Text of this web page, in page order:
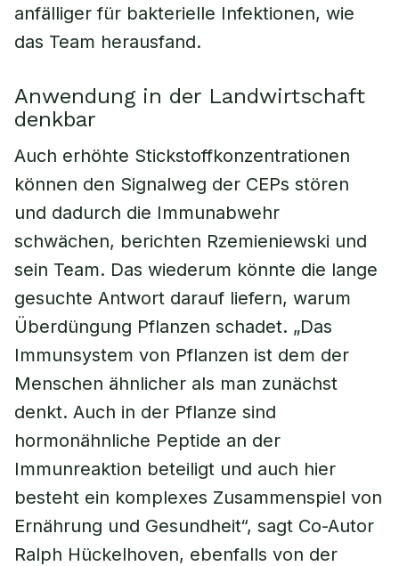
anfälliger für bakterielle Infektionen, wie
das Team herausfand.
Anwendung in der Landwirtschaft
denkbar
Auch erhöhte Stickstoffkonzentrationen
können den Signalweg der CEPs stören
und dadurch die Immunabwehr
schwächen, berichten Rzemieniewski und
sein Team. Das wiederum könnte die lange
gesuchte Antwort darauf liefern, warum
Überdüngung Pflanzen schadet. „Das
Immunsystem von Pflanzen ist dem der
Menschen ähnlicher als man zunächst
denkt. Auch in der Pflanze sind
hormonähnliche Peptide an der
Immunreaktion beteiligt und auch hier
besteht ein komplexes Zusammenspiel von
Ernährung und Gesundheit“, sagt Co-Autor
Ralph Hückelhoven, ebenfalls von der